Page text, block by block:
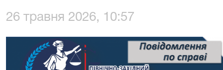
26 травня 2026, 10:57